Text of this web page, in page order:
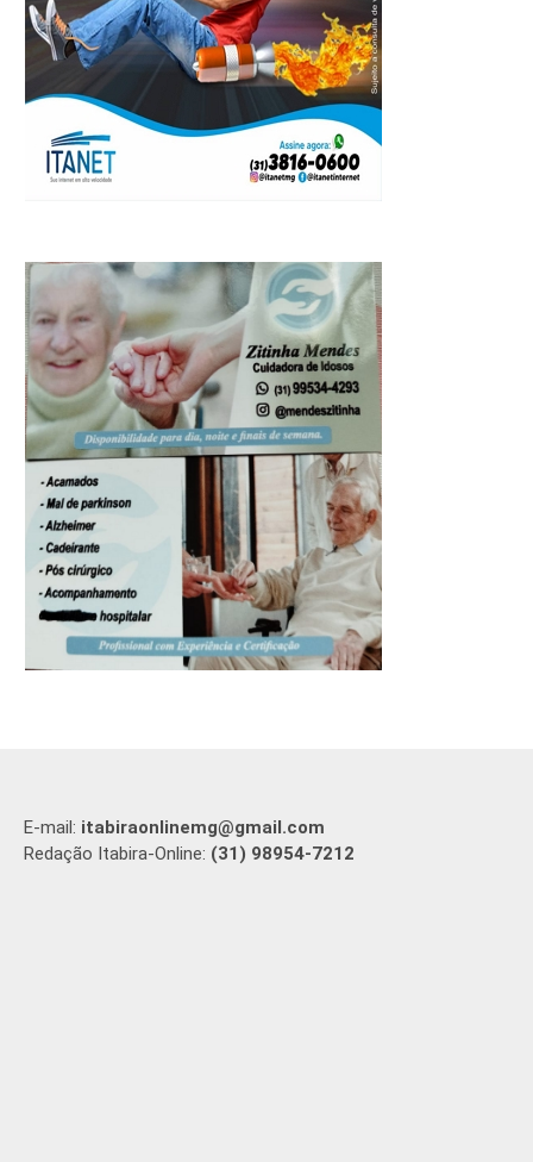
E-mail: itabiraonlinemg@gmail.com
Redação Itabira-Online: (31) 98954-7212